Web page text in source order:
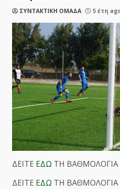
ΣΥΝΤΑΚΤΙΚΗ ΟΜΑΔΑ 5 έτη
ΔΕΙΤΕ ΕΔΩ ΤΗ ΒΑΘΜΟΛΟΓΙΑ
ΔΕΙΤΕ ΕΔΩ ΤΗ ΒΑΘΜΟΛΟΓΙΑ